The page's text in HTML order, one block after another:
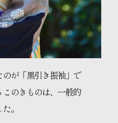
が「黒引き振袖」で
のきものは、一般的
。